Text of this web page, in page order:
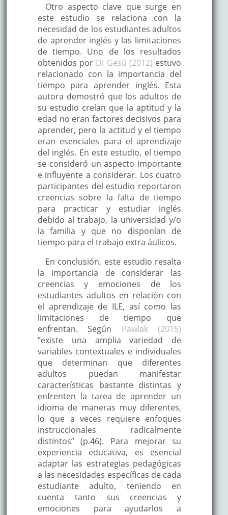
Otro aspecto clave que surge en
este estudio se relaciona con la
necesidad de los estudiantes adultos
de aprender inglés y las limitaciones
de tiempo. Uno de los resultados
obtenidos por Di Gesú (2012) estuvo
relacionado con la importancia del
tiempo para aprender inglés. Esta
autora demostró que los adultos de
su estudio creían que la aptitud y la
edad no eran factores decisivos para
aprender, pero la actitud y el tiempo
eran esenciales para el aprendizaje
del inglés. En este estudio, el tiempo
se consideró un aspecto importante
e influyente a considerar. Los cuatro
participantes del estudio reportaron
creencias sobre la falta de tiempo
para practicar y estudiar inglés
debido al trabajo, la universidad y/o
la familia y que no disponían de
tiempo para el trabajo extra áulicos.
En conclusión, este estudio resalta
la importancia de considerar las
creencias y emociones de los
estudiantes adultos en relación con
el aprendizaje de ILE, así como las
limitaciones de tiempo que
enfrentan. Según Pawlak (2015)
“existe una amplia variedad de
variables contextuales e individuales
que determinan que diferentes
adultos puedan manifestar
características bastante distintas y
enfrenten la tarea de aprender un
idioma de maneras muy diferentes,
lo que a veces requiere enfoques
instruccionales radicalmente
distintos” (p.46). Para mejorar su
experiencia educativa, es esencial
adaptar las estrategias pedagógicas
a las necesidades específicas de cada
estudiante adulto, teniendo en
cuenta tanto sus creencias y
emociones para ayudarlos a